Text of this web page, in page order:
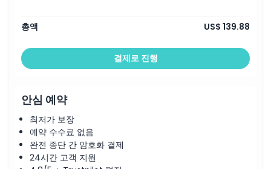
총액 US$ 139.88
결제로 진행
안심 예약
최저가 보장
예약 수수료 없음
완전 종단 간 암호화 결제
24시간 고객 지원